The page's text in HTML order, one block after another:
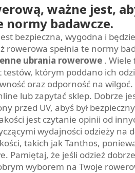
ważne jest,
normy badawcze.
bezpieczna, wygodna i
rowerowa spełnia te normy
ubrania rowerowe . Wiele
którym poddano ich
oraz odporność na
lub zapytać sklep. Dobrze
przed UV, abyś był
jest czytanie opinii od
wydajności odzieży na
takich jak Tanthos,
Pamiętaj, że jeśli odzież
wyborem na Twoje